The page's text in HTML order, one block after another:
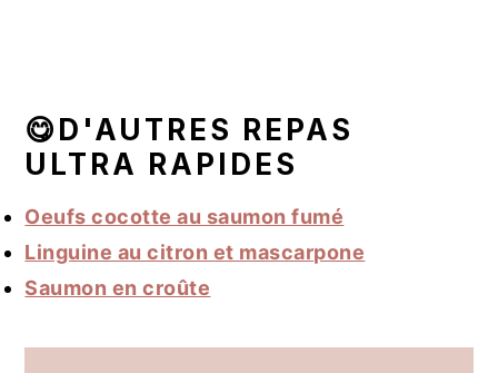
😋D'AUTRES REPAS
ULTRA RAPIDES
Oeufs cocotte au saumon fumé
Linguine au citron et mascarpone
Saumon en croûte